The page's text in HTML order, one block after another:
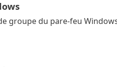
groupe du pare-feu